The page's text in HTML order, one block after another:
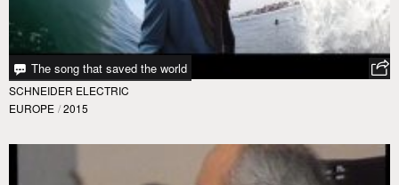
The song that saved the world
SCHNEIDER ELECTRIC
EUROPE / 2015